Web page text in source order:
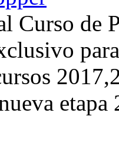
Curso de